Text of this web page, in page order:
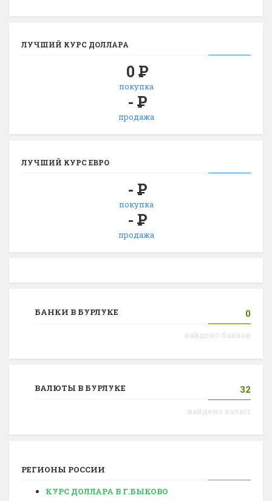
ЛУЧШИЙ КУРС ДОЛЛАРА
0 Р
покупка
- Р
продажа
ЛУЧШИЙ КУРС ЕВРО
- Р
покупка
- Р
продажа
БАНКИ В БУРЛУКЕ 0
найдено банков
ВАЛЮТЫ В БУРЛУКЕ 32
найдено валют
РЕГИОНЫ РОССИИ
КУРС ДОЛЛАРА В Г.БЫКОВО